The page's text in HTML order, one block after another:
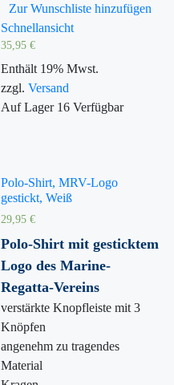
Zur Wunschliste hinzufügen
Schnellansicht
35,95€
Enthält 19% Mwst.
zzgl.Versand
Auf Lager16Verfügbar
Polo-Shirt, MRV-Logo
gestickt, Weiß
29,95€
Polo-Shirt mit gesticktem
Logo des Marine-
Regatta-Vereins
verstärkte Knopfleiste mit 3
Knöpfen
angenehm zu tragendes
Material